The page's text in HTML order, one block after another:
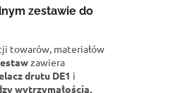
zestawie do
towarów, materiałów
zawiera
drutu DE1 i
wytrzymałością,